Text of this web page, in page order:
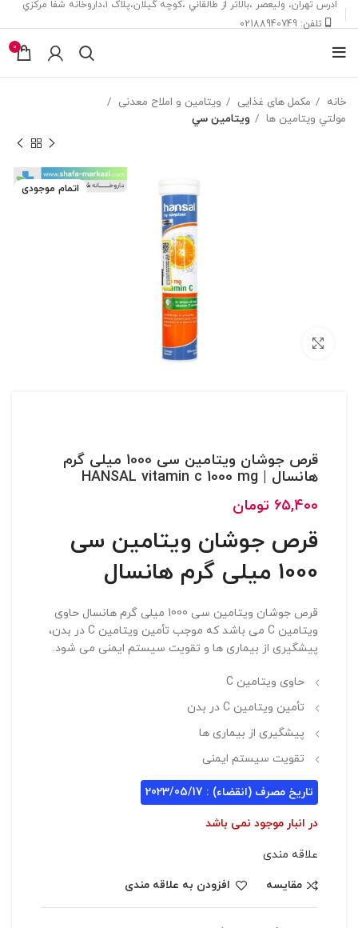
ادرس تهران، ‎وليعصر ،بالاتر از طالقاني ،كوچه گيلان،پلاک ۱،داروخانه شفا مركزي
تلفن: 02188940749
0
خانه مکمل های غذایی
ویتامین و املاح معدنی
مولتي ويتامين ها
ويتامين سي
اتمام موجودی
قرص جوشان ویتامین سی 1000 میلی گرم
هانسال | HANSAL vitamin c 1000 mg
65,400 تومان
قرص جوشان ویتامین سی
1000 میلی گرم هانسال
قرص جوشان ویتامین سی 1000 میلی گرم هانسال حاوی
ویتامین C می باشد که موجب تأمین ویتامین C در بدن،
پیشگیری از بیماری ها و تقویت سیستم ایمنی می شود.
حاوی ویتامین C
تأمین ویتامین C در بدن
پیشگیری از بیماری ها
تقویت سیستم ایمنی
تاریخ مصرف (انقضاء) : 2023/05/17
در انبار موجود نمی باشد
علاقه مندی
مقایسه
افزودن به علاقه مندی